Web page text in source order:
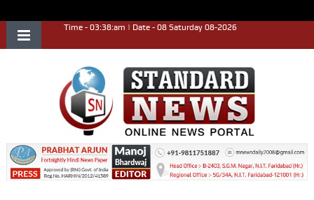
Time - 03:38:am | Date - 08 Saturday 08-2026